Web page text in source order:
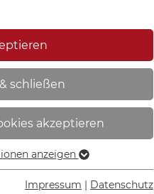
|
- 30.A6001
schließen
akzeptieren
grundlegende Funktionen
anzeigen
Impressum Datenschutz